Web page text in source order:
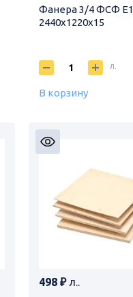
Фанера 3/4 ФСФ E1
2440х1220х15
л.
В корзину
498 ₽л..